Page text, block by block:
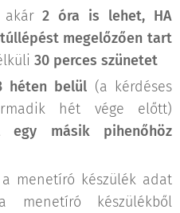
akár2 óra is lehet, HA
megelőzően tart
30 perces szünetet
héten belül (a kérdéses
hét vége előtt)
egy másik pihenőhöz
menetíró készülék adat
menetíró készülékből